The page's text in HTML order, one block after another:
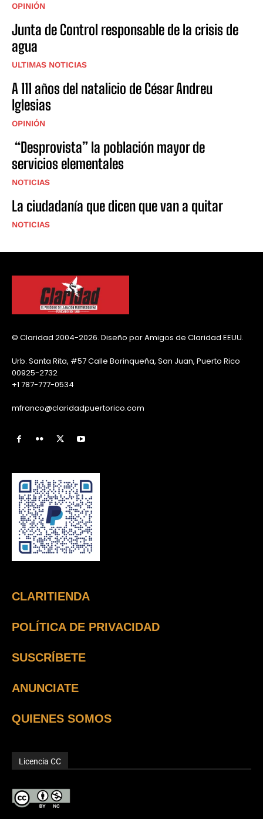
OPINIÓN
Junta de Control responsable de la crisis de
agua
ULTIMAS NOTICIAS
A 111 años del natalicio de César Andreu
Iglesias
OPINIÓN
“Desprovista” la población mayor de
servicios elementales
NOTICIAS
La ciudadanía que dicen que van a quitar
NOTICIAS
© Claridad 2004-2026. Diseño por Amigos de Claridad EEUU.
Urb. Santa Rita, #57 Calle Borinqueña, San Juan, Puerto Rico
00925-2732
+1 787-777-0534
mfranco@claridadpuertorico.com
CLARITIENDA
POLÍTICA DE PRIVACIDAD
SUSCRÍBETE
ANUNCIATE
QUIENES SOMOS
Licencia CC